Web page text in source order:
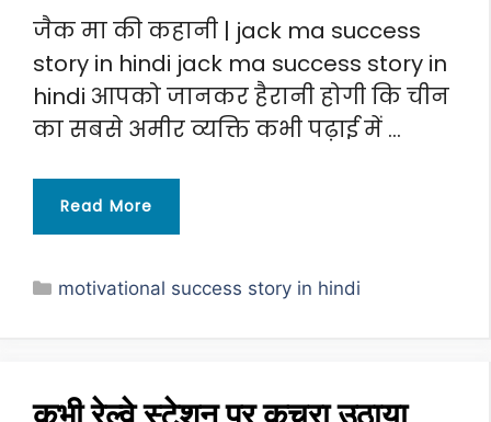
जैक मा की कहानी | jack ma success
story in hindi jack ma success story in
hindi आपको जानकर हैरानी होगी कि चीन
का सबसे अमीर व्यक्ति कभी पढ़ाई में …
Read More
Categories
motivational success story in hindi
कभी रेल्वे स्टेशन पर कचरा उठाया